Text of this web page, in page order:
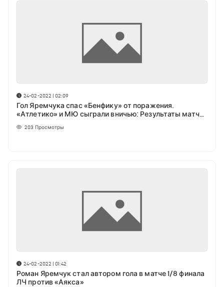
24-02-2022 | 02:09
Гол Яремчука спас «Бенфику» от поражения.
«Атлетико» и МЮ сыграли вничью: Результаты матчей
203 Просмотры
24-02-2022 | 01:42
Роман Яремчук стал автором гола в матче 1/8 финала
ЛЧ против «Аякса»